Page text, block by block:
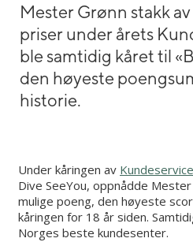
Mester Grønn stakk
priser under årets
ble samtidig kåret til
den høyeste
historie.
Under kåringen av
Dive SeeYou, oppnådde
mulige poeng, den høyeste
kåringen for 18 år siden.
Norges beste kundesenter.